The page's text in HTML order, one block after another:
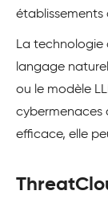
établissements
La technologie
langage
ou le modèle
cybermenaces
efficace, elle